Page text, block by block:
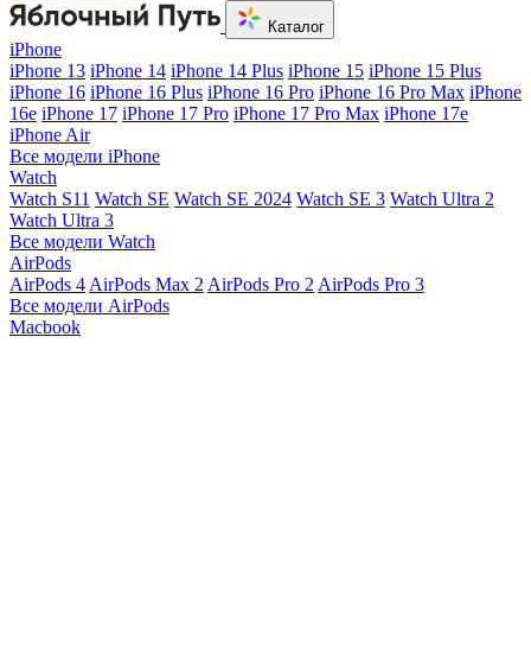
Каталог
iPhone
iPhone 13 iPhone 14 iPhone 14 Plus iPhone 15 iPhone 15 Plus
iPhone 16 iPhone 16 Plus iPhone 16 Pro iPhone 16 Pro Max iPhone
16e iPhone 17 iPhone 17 Pro iPhone 17 Pro Max iPhone 17e
iPhone Air
Все модели iPhone
Watch
Watch S11 Watch SE Watch SE 2024 Watch SE 3 Watch Ultra 2
Watch Ultra 3
Все модели Watch
AirPods
AirPods 4 AirPods Max 2 AirPods Pro 2 AirPods Pro 3
Все модели AirPods
Macbook